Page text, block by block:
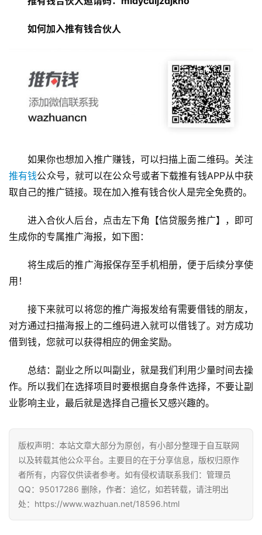
登录
如何加入推有钱合伙人
如果你也想加入推广赚钱，可以扫描上面二维码。关注
推有钱公众号，就可以在公众号或者下载推有钱APP从中获
取自己的推广链接。现在加入推有钱合伙人是完全免费的。
进入合伙人后台，点击左下角【信贷服务推广】，即可
生成你的专属推广海报，如下图：
将生成后的推广海报保存至手机相册，便于后续分享使
用！
接下来就可以将您的推广海报发给有需要借钱的朋友，
对方通过扫描海报上的二维码进入就可以借钱了。对方成功
借到钱，您就可以获得相应的佣金奖励。
总结：副业之所以叫副业，就是我们利用少量时间去操
作。所以我们在选择项目时要根据自身条件选择，不要让副
业影响主业，最后就是选择自己擅长又感兴趣的。
版权声明：本站文章大部分为原创，有小部分整理于自互联网
以及转载其他公众平台。主要目的在于分享信息，版权归原作
者所有，内容仅供读者参考。如有侵权请联系我们：管理员
QQ：95017286 删除，作者：追忆，如若转载，请注明出
处：https://www.wazhuan.net/18596.html